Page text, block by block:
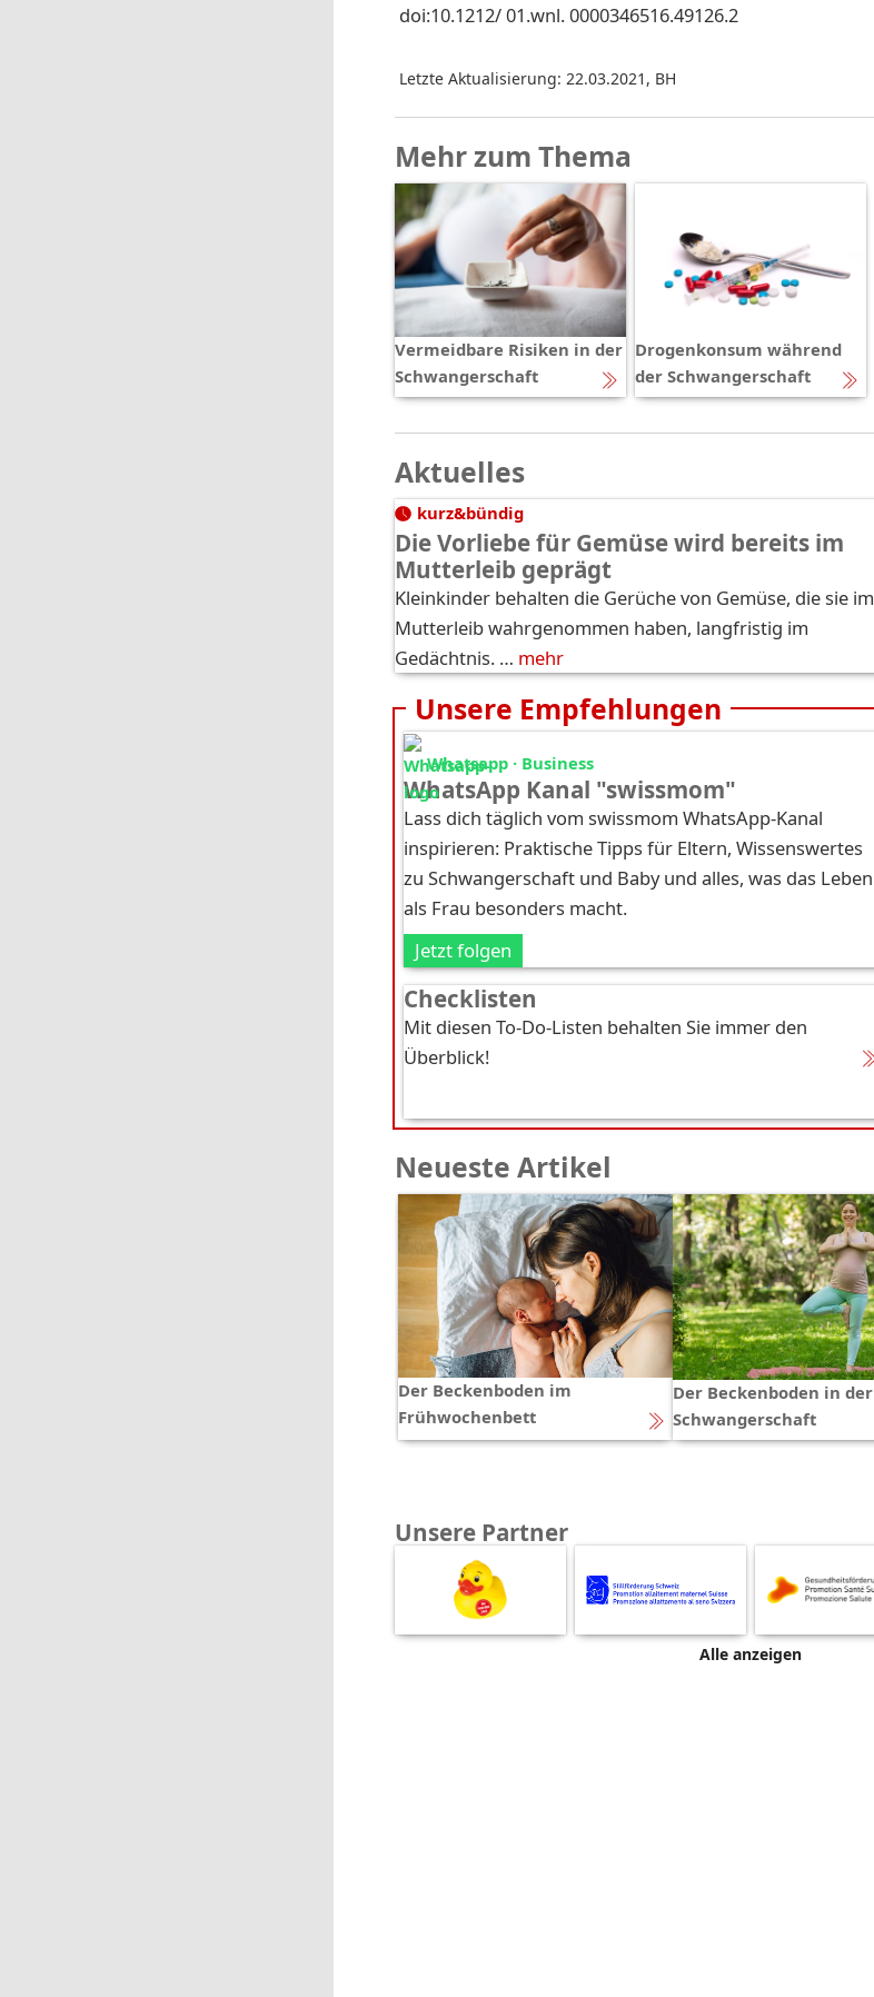
doi:10.1212/ 01.wnl. 0000346516.49126.2
Letzte Aktualisierung: 22.03.2021 , BH
Mehr zum Thema
Vermeidbare Risiken in der
Schwangerschaft
Drogenkonsum während
der Schwangerschaft
Aktuelles
kurz&bündig
Die Vorliebe für Gemüse wird bereits im
Mutterleib geprägt
Kleinkinder behalten die Gerüche von Gemüse, die sie im
Mutterleib wahrgenommen haben, langfristig im
Gedächtnis. … mehr
Unsere Empfehlungen
Whatsapp · Business
WhatsApp Kanal "swissmom"
Lass dich täglich vom swissmom WhatsApp-Kanal
inspirieren: Praktische Tipps für Eltern, Wissenswertes
zu Schwangerschaft und Baby und alles, was das Leben
als Frau besonders macht.
Jetzt folgen
Checklisten
Mit diesen To-Do-Listen behalten Sie immer den
Überblick!
Neueste Artikel
Der Beckenboden im
Frühwochenbett
Der Beckenboden in der
Schwangerschaft
Unsere Partner
Alle anzeigen